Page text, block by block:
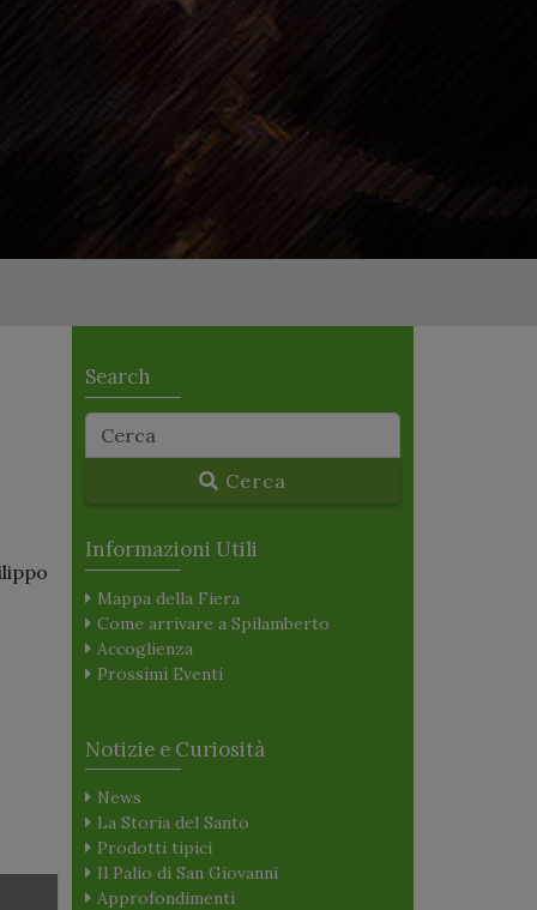
Search
Cerca
Informazioni Utili
Mappa della Fiera
Come arrivare a Spilamberto
Accoglienza
Prossimi Eventi
Notizie e Curiosità
News
La Storia del Santo
Prodotti tipici
Il Palio di San Giovanni
Approfondimenti